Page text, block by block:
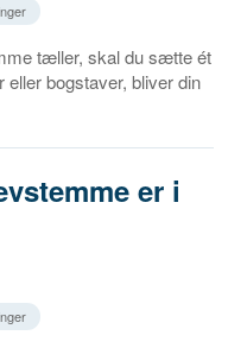
tæller, skal du sætte ét
bogstaver, bliver din
er i